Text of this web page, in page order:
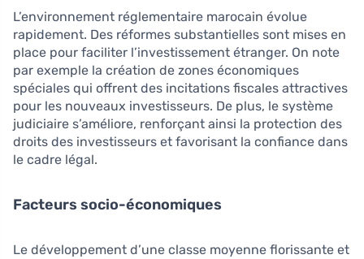
L’environnement réglementaire marocain évolue
rapidement. Des réformes substantielles sont mises en
place pour faciliter l’investissement étranger. On note
par exemple la création de zones économiques
spéciales qui offrent des incitations fiscales attractives
pour les nouveaux investisseurs. De plus, le système
judiciaire s’améliore, renforçant ainsi la protection des
droits des investisseurs et favorisant la confiance dans
le cadre légal.
Facteurs socio-économiques
Le développement d’une classe moyenne florissante et